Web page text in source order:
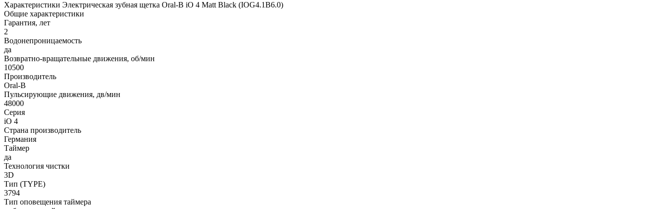
Характеристики Электрическая зубная щетка Oral-B iO 4 Matt Black (IOG4.1B6.0)
Общие характеристики
Гарантия, лет
2
Водонепроницаемость
да
Возвратно-вращательные движения, об/мин
10500
Производитель
Oral-B
Пульсирующие движения, дв/мин
48000
Серия
iO 4
Страна производитель
Германия
Таймер
да
Технология чистки
3D
Тип (TYPE)
3794
Тип оповещения таймера